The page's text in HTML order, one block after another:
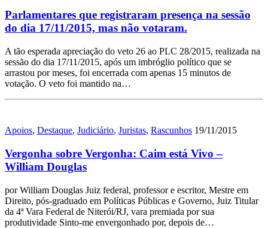
Parlamentares que registraram presença na sessão
do dia 17/11/2015, mas não votaram.
A tão esperada apreciação do veto 26 ao PLC 28/2015, realizada na
sessão do dia 17/11/2015, após um imbróglio político que se
arrastou por meses, foi encerrada com apenas 15 minutos de
votação. O veto foi mantido na…
Apoios, Destaque, Judiciário, Juristas, Rascunhos 19/11/2015
Vergonha sobre Vergonha: Caim está Vivo –
William Douglas
por William Douglas Juiz federal, professor e escritor, Mestre em
Direito, pós-graduado em Políticas Públicas e Governo, Juiz Titular
da 4ª Vara Federal de Niterói/RJ, vara premiada por sua
produtividade Sinto-me envergonhado por, depois de…